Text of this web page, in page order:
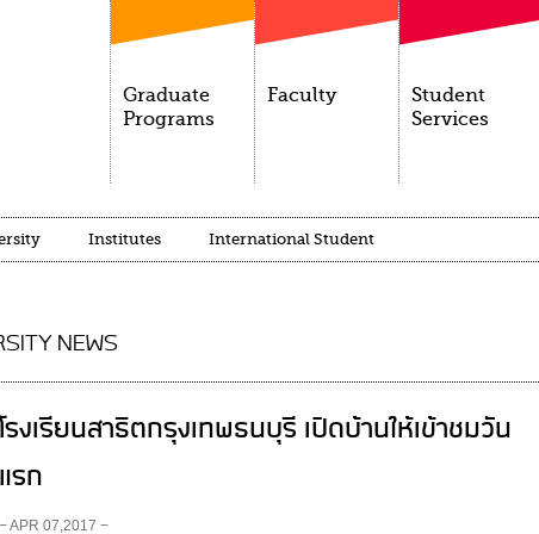
Graduate
Programs
Faculty
Student
Services
Institutes International Student
NEWS
โรงเรียนสาธิตกรุงเทพธนบุรี เปิดบ้านให้เข้าชมวัน
แรก
− APR 07,2017 −